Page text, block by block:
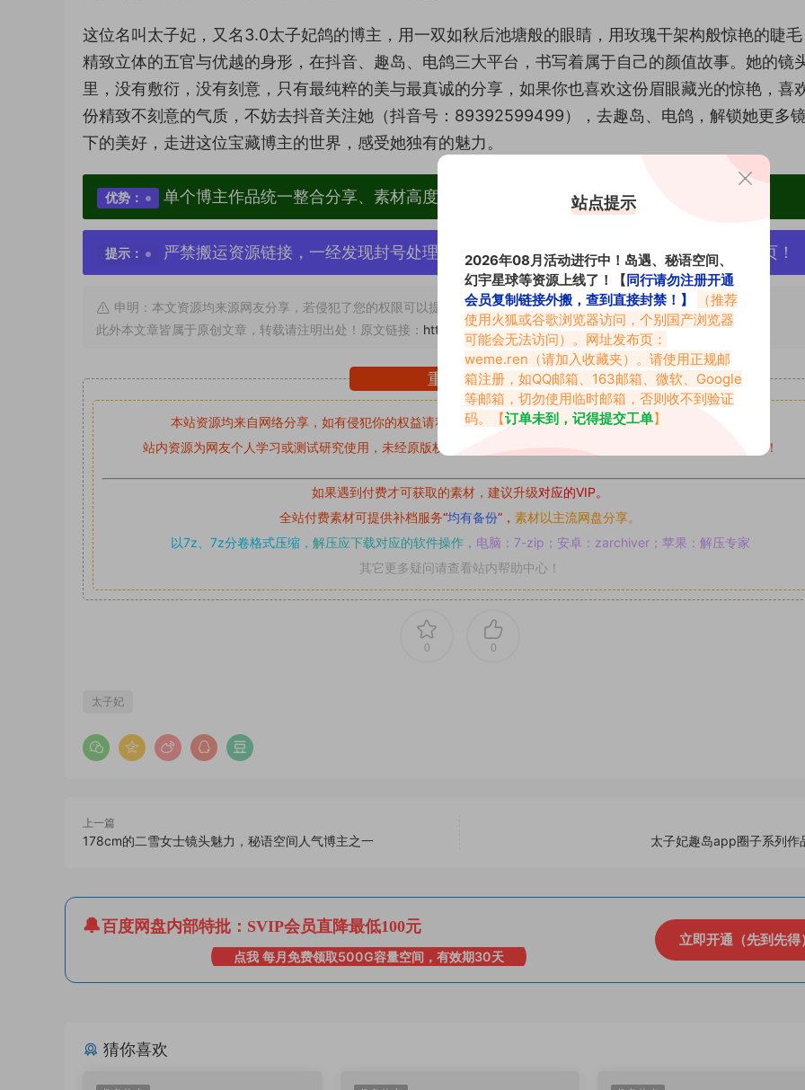
这位名叫太子妃，又名3.0太子妃鸽的博主，用一双如秋后池塘般的眼睛，用玫瑰干架构般惊艳的睫毛
精致立体的五官与优越的身形，在抖音、趣岛、电鸽三大平台，书写着属于自己的颜值故事。她的镜
里，没有敷衍，没有刻意，只有最纯粹的美与最真诚的分享，如果你也喜欢这份眉眼藏光的惊艳，喜
份精致不刻意的气质，不妨去抖音关注她（抖音号：89392599499），去趣岛、电鸽，解锁她更多
下的美好，走进这位宝藏博主的世界，感受她独有的魅力。
优势： 单个博主作品统一整合分享、素材高度去重复、逐一归档方便收藏！
提示： 严禁搬运资源链接，一经发现封号处理，素材资源无露点、需求请绕道，关闭本站网页！
申明：本文资源均来源网友分享，若侵犯了您的权限可以提交工单处理。
此外本文章皆属于原创文章，转载请注明出处！原文链接： https://www.vmiba.com/19301.html
重要声明
本站资源均来自网络分享，如有侵犯你的权益请私信留言
收到留言后，我们会第一时间进行审核后删除。
站内资源为网友个人学习或测试研究使用，未经原版权作者许可,禁止用于任何商业途径！请在下载24小时内删除！
如果遇到付费才可获取的素材，建议升级对应的VIP。
全站付费素材可提供补档服务“均有备份”， 素材以主流网盘分享。
以7z、7z分卷格式压缩， 解压应下载对应的软件操作， 电脑：7-zip；安卓：zarchiver；苹果：解压专家
其它更多疑问请查看站内帮助中心！
0 0
太子妃
上一篇
178cm的二雪女士镜头魅力，秘语空间人气博主之一 太子妃趣岛app圈子系列作
百度网盘内部特批：SVIP会员直降最低100元
点我 每月免费领取500G容量空间，有效期30天
立即开通（先到先得）
猜你喜欢
站点提示
2026年08月活动进行中！岛遇、秘语空间、
幻宇星球等资源上线了！【同行请勿注册开通
会员复制链接外搬，查到直接封禁！】
（推荐
使用火狐或谷歌浏览器访问，个别国产浏览器
可能会无法访问）。网址发布页：
weme.ren （请加入收藏夹）。请使用正规邮
箱注册，如QQ邮箱、163邮箱、微软、Google
等邮箱，切勿使用临时邮箱，否则收不到验证
码。【订单未到，记得提交工单】